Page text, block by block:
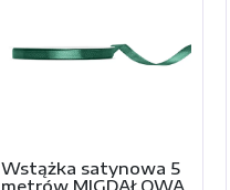
Wstążka satynowa 5